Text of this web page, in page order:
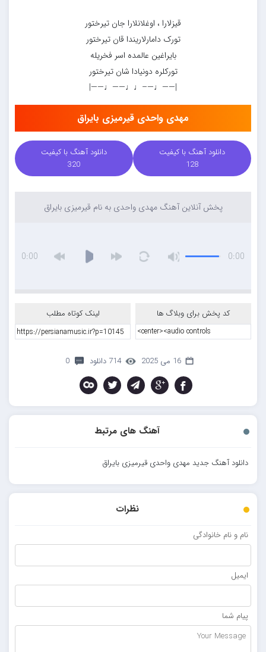
قیزلارا ، اوغلانلارا جان تیرختور
تورک دامارلاریندا قان تیرختور
بایراغین عالمده اسر فخریله
تورکلره دونیادا شان تیرختور
|——♩—–♩♩——♩——|
مهدی واحدی قیرمیزی بایراق
دانلود آهنگ با کیفیت
128
دانلود آهنگ با کیفیت
320
پخش آنلاین آهنگ مهدی واحدی به نام قیرمیزی بایراق
0:00
0:00
کد پخش برای وبلاگ ها لینک کوتاه مطلب
16 می 2025 714 دانلود 0
آهنگ های مرتبط
دانلود آهنگ جدید مهدی واحدی قیرمیزی بایراق
نظرات
نام و نام خانوادگی
ایمیل
پیام شما